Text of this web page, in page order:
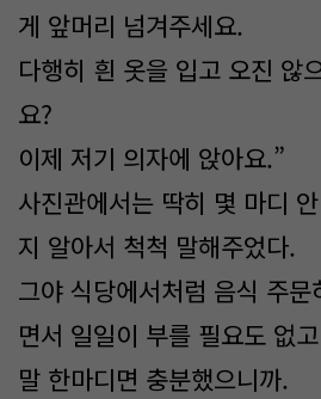
게 앞머리 넘겨주세요.
다행히 흰 옷을 입고 오진 않
요?
이제 저기 의자에 앉아요.”
사진관에서는 딱히 몇 마디
지 알아서 척척 말해주었다.
그야 식당에서처럼 음식 주
면서 일일이 부를 필요도 없
말 한마디면 충분했으니까.